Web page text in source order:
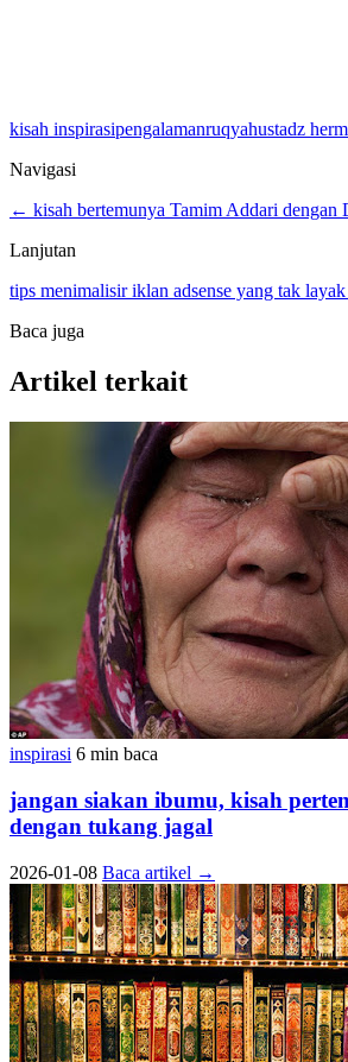
kisah inspirasipengalamanruqyahustadz
Navigasi
← kisah bertemunya Tamim Addari dengan
Lanjutan
tips menimalisir iklan adsense yang tak
Baca juga
Artikel terkait
inspirasi 6 min baca
jangan siakan ibumu, kisah
dengan tukang jagal
2026-01-08 Baca artikel →